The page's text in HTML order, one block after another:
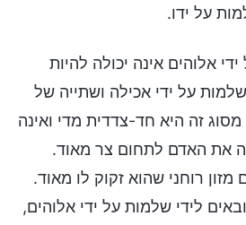
על ידו.
אלוהים אינה יכולה להיות
על ידי אכילה ושתייה של
זה היא חד-צדדית מדי ואינה
את האדם לתחום צר מאוד.
רוחני שהוא זקוק לו מאוד.
לידי שלמות על ידי אלוהים,